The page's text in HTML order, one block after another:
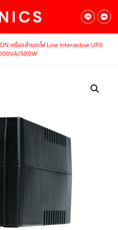
เครื่องสำรองไฟ Line Interactive UPS
500W